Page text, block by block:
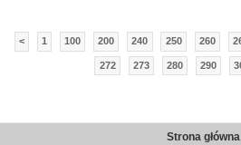
< 1 100 200 240 250 260
272 273 280 290
Strona główna